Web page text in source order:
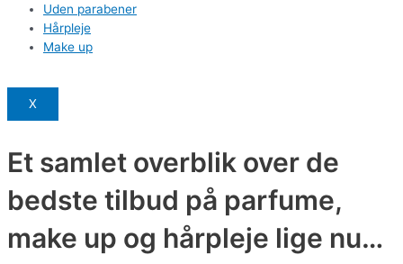
Uden parabener
Hårpleje
Make up
X
Et samlet overblik over de
bedste tilbud på parfume,
make up og hårpleje lige nu…